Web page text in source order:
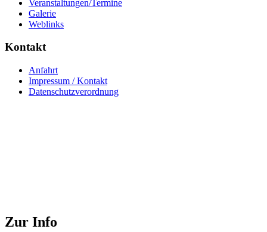
Veranstaltungen/Termine
Galerie
Weblinks
Kontakt
Anfahrt
Impressum / Kontakt
Datenschutzverordnung
Zur Info